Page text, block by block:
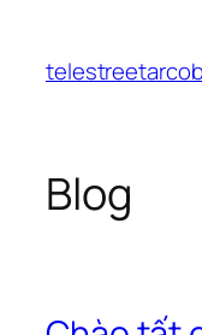
phần
Blog